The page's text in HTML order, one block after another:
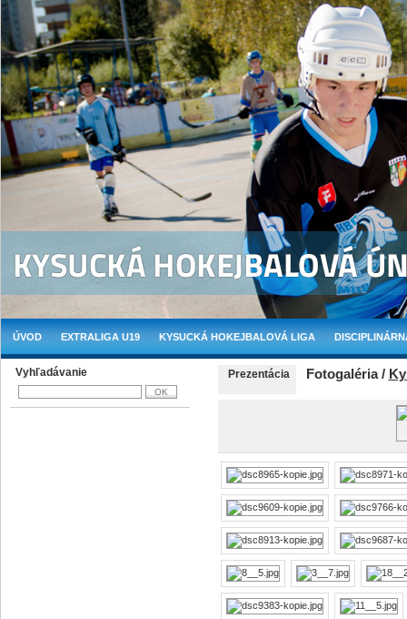
ÚVOD EXTRALIGA U19 KYSUCKÁ HOKEJBALOVÁ LIGA
Vyhľadávanie Prezentácia Fotogaléria /